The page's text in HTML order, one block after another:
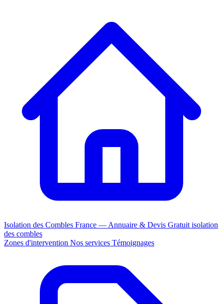
Isolation des Combles France — Annuaire & Devis Gratuit isolation
des combles
Zones d'intervention Nos services Témoignages